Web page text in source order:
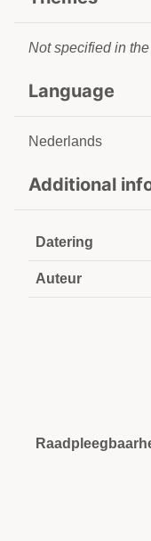
Not specified in
Language
Nederlands
Additional
Datering
Auteur